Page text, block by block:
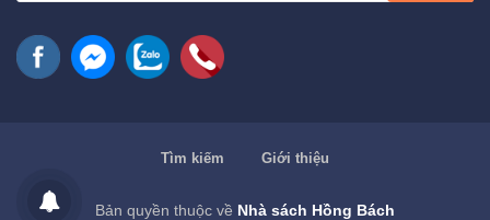
Tìm kiếm Giới thiệu
Bản quyền thuộc về Nhà sách Hồng Bách